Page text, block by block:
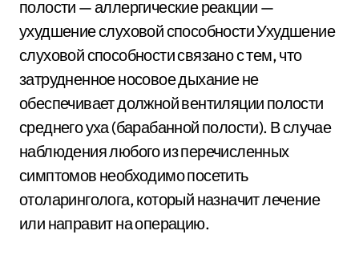
полости — аллергические реакции —
ухудшение слуховой способности Ухудшение
слуховой способности связано с тем, что
затрудненное носовое дыхание не
обеспечивает должной вентиляции полости
среднего уха (барабанной полости). В случае
наблюдения любого из перечисленных
симптомов необходимо посетить
отоларинголога, который назначит лечение
или направит на операцию.